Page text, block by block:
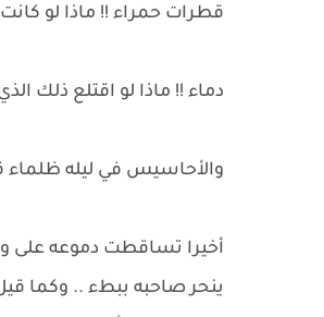
قطرات حمراء !! ماذا لو كانت
دماء !! ماذا لو اقتلع ذلك
والأحاسيس في ليله ظلماء
أخيرا تساقطت دموعه على
ينحر صاحبه ببطء .. وكما